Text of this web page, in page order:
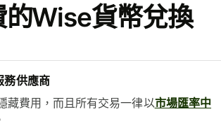
的Wise貨幣兌換
務供應商
藏費用，而且所有交易一律以市場匯率中